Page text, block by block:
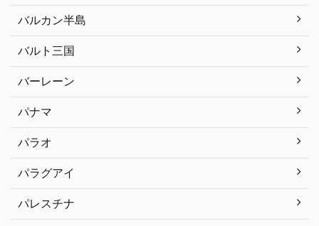
バルカン半島
バルト三国
バーレーン
パナマ
パラオ
パラグアイ
パレスチナ